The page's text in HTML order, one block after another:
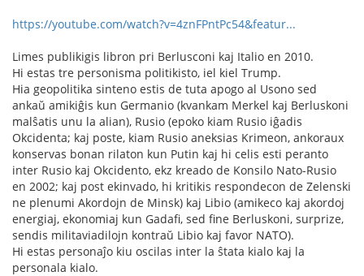
https://youtube.com/watch?v=4znFPntPc54&featur...
Limes publikigis libron pri Berlusconi kaj Italio en 2010.
Hi estas tre personisma politikisto, iel kiel Trump.
Hia geopolitika sinteno estis de tuta apogo al Usono sed
ankaŭ amikiĝis kun Germanio (kvankam Merkel kaj Berluskoni
malŝatis unu la alian), Rusio (epoko kiam Rusio iĝadis
Okcidenta; kaj poste, kiam Rusio aneksias Krimeon, ankoraux
konservas bonan rilaton kun Putin kaj hi celis esti peranto
inter Rusio kaj Okcidento, ekz kreado de Konsilo Nato-Rusio
en 2002; kaj post ekinvado, hi kritikis respondecon de Zelenski
ne plenumi Akordojn de Minsk) kaj Libio (amikeco kaj akordoj
energiaj, ekonomiaj kun Gadafi, sed fine Berluskoni, surprize,
sendis militaviadilojn kontraŭ Libio kaj favor NATO).
Hi estas personaĵo kiu oscilas inter la ŝtata kialo kaj la
personala kialo.